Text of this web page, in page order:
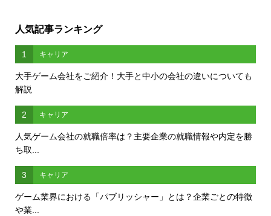
人気記事ランキング
1 キャリア
大手ゲーム会社をご紹介！大手と中小の会社の違いについても
解説
2 キャリア
人気ゲーム会社の就職倍率は？主要企業の就職情報や内定を勝
ち取...
3 キャリア
ゲーム業界における「パブリッシャー」とは？企業ごとの特徴
や業...